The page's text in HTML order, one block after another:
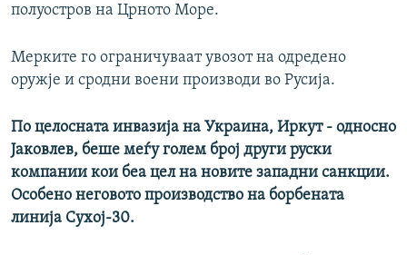
полуостров на Црното Море.
Мерките го ограничуваат увозот на одредено
оружје и сродни воени производи во Русија.
По целосната инвазија на Украина, Иркут - односно
Јаковлев, беше меѓу голем број други руски
компании кои беа цел на новите западни санкции.
Особено неговото производство на борбената
линија Сухој-30.